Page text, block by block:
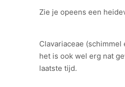
Zie je opeens een
Clavariaceae (schimmel
het is ook wel erg nat
laatste tijd.